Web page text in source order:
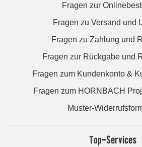
Fragen zur
Fragen zu Versand und
Fragen zu Zahlung und
Fragen zur Rückgabe und
Fragen zum Kundenkonto &
Fragen zum HORNBACH
Muster-
Top-Services